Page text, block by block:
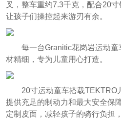
叉，整车重约7.3千克，配合20
让孩子们操控起来游刃有余。
每一台Granitic花岗岩运动
材精细，专为儿童用心打造。
20寸运动童车搭载TEKTRO
提供充足的制动力和最大安全保
定制皮面，减轻孩子的骑行负担